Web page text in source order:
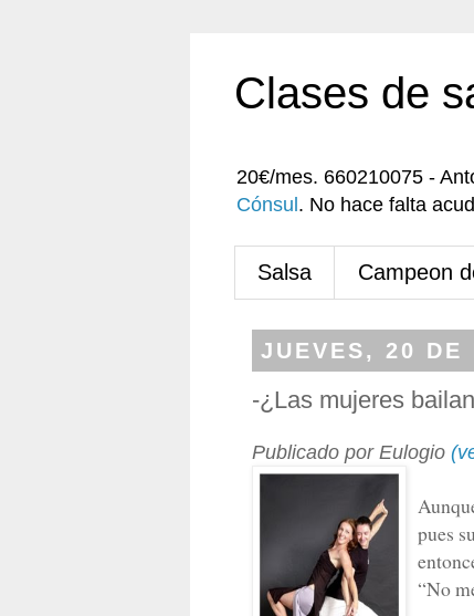
Clases de
20€/mes. 660210075 -
Cónsul . No hace falta
Salsa Campeon
JUEVES, 20 DE
-¿Las mujeres
Publicado por Eulogio
pues
“No